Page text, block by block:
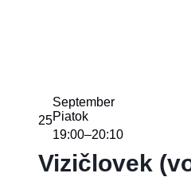
25
September
Piatok
19:00–20:10
Vizičlovek